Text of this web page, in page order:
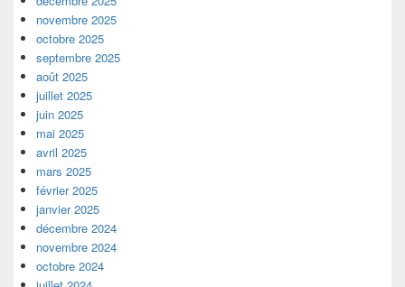
novembre 2025
octobre 2025
septembre 2025
août 2025
juillet 2025
juin 2025
mai 2025
avril 2025
mars 2025
février 2025
janvier 2025
décembre 2024
novembre 2024
octobre 2024